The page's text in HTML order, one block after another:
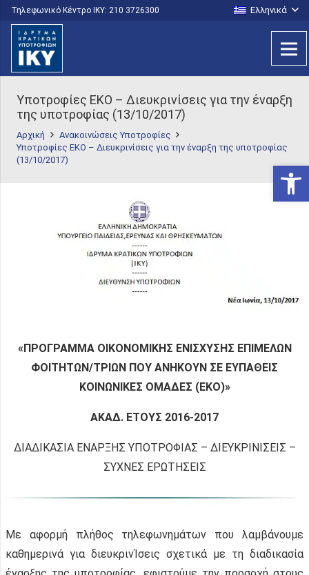
Τηλεφωνικό Κέντρο IKY: 210 3726300 Ελληνικά
Yποτροφίες ΕΚΟ – Διευκρινίσεις για την έναρξη
της υποτροφίας (13/10/2017)
Αρχική
Ανακοινώσεις Υποτροφίες
Yποτροφίες ΕΚΟ – Διευκρινίσεις για την έναρξη της υποτροφίας
(13/10/2017)
«ΠΡΟΓΡΑΜΜΑ ΟΙΚΟΝΟΜΙΚΗΣ ΕΝΙΣΧΥΣΗΣ ΕΠΙΜΕΛΩΝ
ΦΟΙΤΗΤΩΝ/ΤΡΙΩΝ ΠΟΥ ΑΝΗΚΟΥΝ ΣΕ ΕΥΠΑΘΕΙΣ
ΚΟΙΝΩΝΙΚΕΣ ΟΜΑΔΕΣ (EKO)»
ΑΚΑΔ. ΕΤΟΥΣ 2016-2017
ΔΙΑΔΙΚΑΣΙΑ ΕΝΑΡΞΗΣ ΥΠΟΤΡΟΦΙΑΣ – ΔΙΕΥΚΡΙΝΙΣΕΙΣ –
ΣΥΧΝΕΣ ΕΡΩΤΗΣΕΙΣ
Με αφορμή πλήθος τηλεφωνημάτων που λαμβάνουμε
καθημερινά για διευκρινΊσεις σχετικά με τη διαδικασία